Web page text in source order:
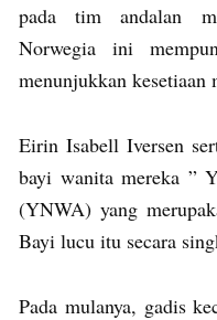
pada tim andalan
Norwegia ini
menunjukkan kesetiaan
Eirin Isabell Iversen
bayi wanita mereka ”
(YNWA) yang
Bayi lucu itu secara
Pada mulanya, gadis